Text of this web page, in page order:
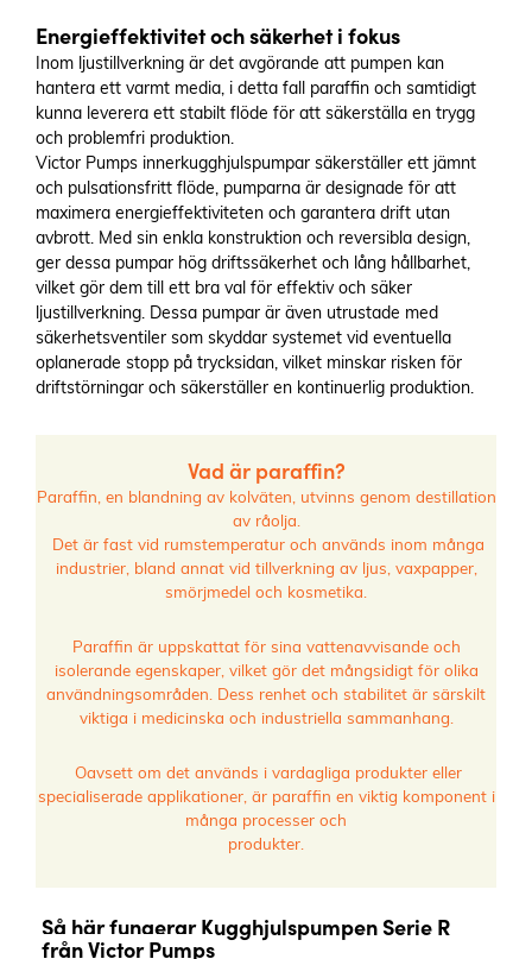
Energieffektivitet och säkerhet i fokus
Inom ljustillverkning är det avgörande att pumpen kan
hantera ett varmt media, i detta fall paraffin och samtidigt
kunna leverera ett stabilt flöde för att säkerställa en trygg
och problemfri produktion.
Victor Pumps innerkugghjulspumpar säkerställer ett jämnt
och pulsationsfritt flöde, pumparna är designade för att
maximera energieffektiviteten och garantera drift utan
avbrott. Med sin enkla konstruktion och reversibla design,
ger dessa pumpar hög driftssäkerhet och lång hållbarhet,
vilket gör dem till ett bra val för effektiv och säker
ljustillverkning. Dessa pumpar är även utrustade med
säkerhetsventiler som skyddar systemet vid eventuella
oplanerade stopp på trycksidan, vilket minskar risken för
driftstörningar och säkerställer en kontinuerlig produktion.
Vad är paraffin?
Paraffin, en blandning av kolväten, utvinns genom destillation
av råolja.
Det är fast vid rumstemperatur och används inom många
industrier, bland annat vid tillverkning av ljus, vaxpapper,
smörjmedel och kosmetika.
Paraffin är uppskattat för sina vattenavvisande och
isolerande egenskaper, vilket gör det mångsidigt för olika
användningsområden. Dess renhet och stabilitet är särskilt
viktiga i medicinska och industriella sammanhang.
Oavsett om det används i vardagliga produkter eller
specialiserade applikationer, är paraffin en viktig komponent i
många processer och
produkter.
Så här fungerar Kugghjulspumpen Serie R
från Victor Pumps